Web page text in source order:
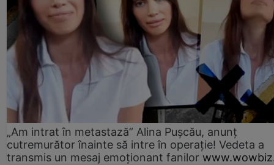
„Am intrat în metastază” Alina Pușcău, anunț
cutremurător înainte să intre în operație! Vedeta a
transmis un mesaj emoționant fanilor